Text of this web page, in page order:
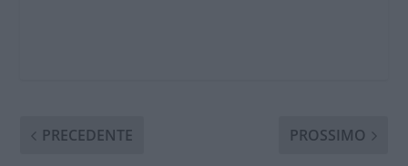
PRECEDENTE PROSSIMO